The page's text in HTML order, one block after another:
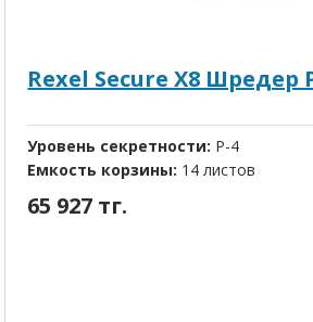
Rexel Secure X8 Шредер
Уровень секретности: P-4
Емкость корзины: 14 листов
65 927 тг.